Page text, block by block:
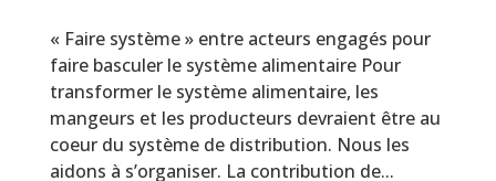
« Faire système » entre acteurs engagés pour
faire basculer le système alimentaire Pour
transformer le système alimentaire, les
mangeurs et les producteurs devraient être au
coeur du système de distribution. Nous les
aidons à s’organiser. La contribution de...